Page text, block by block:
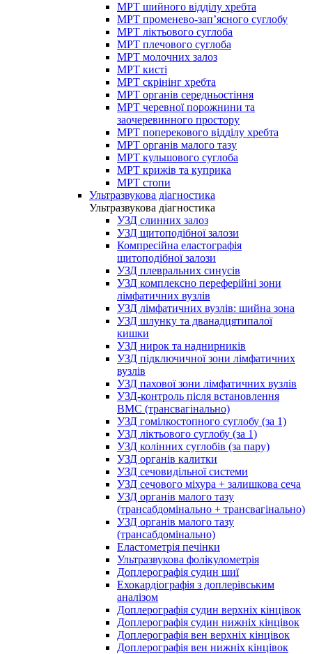
МРТ шийного відділу хребта
МРТ променево-зап’ясного суглобу
МРТ ліктьового суглоба
МРТ плечового суглоба
МРТ молочних залоз
МРТ кисті
МРТ скрінінг хребта
МРТ органів середньостіння
МРТ черевної порожнини та
заочеревинного простору
МРТ поперекового відділу хребта
МРТ органів малого тазу
МРТ кульшового суглоба
МРТ крижів та куприка
МРТ стопи
Ультразвукова діагностика
Ультразвукова діагностика
УЗД слинних залоз
УЗД щитоподібної залози
Компресійна еластографія
щитоподібної залози
УЗД плевральних синусів
УЗД комплексно переферійні зони
лімфатичних вузлів
УЗД лімфатичних вузлів: шийна зона
УЗД шлунку та дванадцятипалої
кишки
УЗД нирок та наднирників
УЗД підключичної зони лімфатичних
вузлів
УЗД пахової зони лімфатичних вузлів
УЗД-контроль після встановлення
ВМС (трансвагінально)
УЗД гомілкостопного суглобу (за 1)
УЗД ліктьового суглобу (за 1)
УЗД колінних суглобів (за пару)
УЗД органів калитки
УЗД сечовидільної системи
УЗД сечового міхура + залишкова сеча
УЗД органів малого тазу
(трансабдомінально + трансвагінально)
УЗД органів малого тазу
(трансабдомінально)
Еластометрія печінки
Ультразвукова фолікулометрія
Доплерографія судин шиї
Ехокардіографія з доплерівським
аналізом
Доплерографія судин верхніх кінцівок
Доплерографія судин нижніх кінцівок
Доплерографія вен верхніх кінцівок
Доплерографія вен нижніх кінцівок